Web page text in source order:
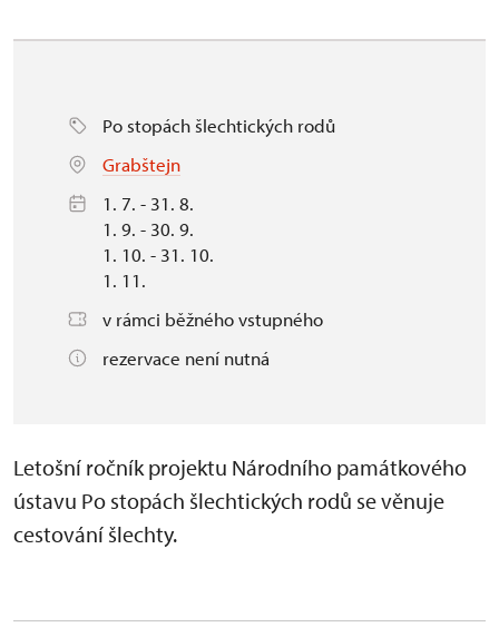
Po stopách šlechtických rodů
Grabštejn
1. 7. - 31. 8.
1. 9. - 30. 9.
1. 10. - 31. 10.
1. 11.
v rámci běžného vstupného
rezervace není nutná
Letošní ročník projektu Národního památkového
ústavu Po stopách šlechtických rodů se věnuje
cestování šlechty.